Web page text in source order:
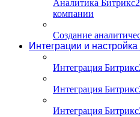
Аналитика
компании
Создание
Интеграции и настройка
Интеграция
Интеграция
Интеграция